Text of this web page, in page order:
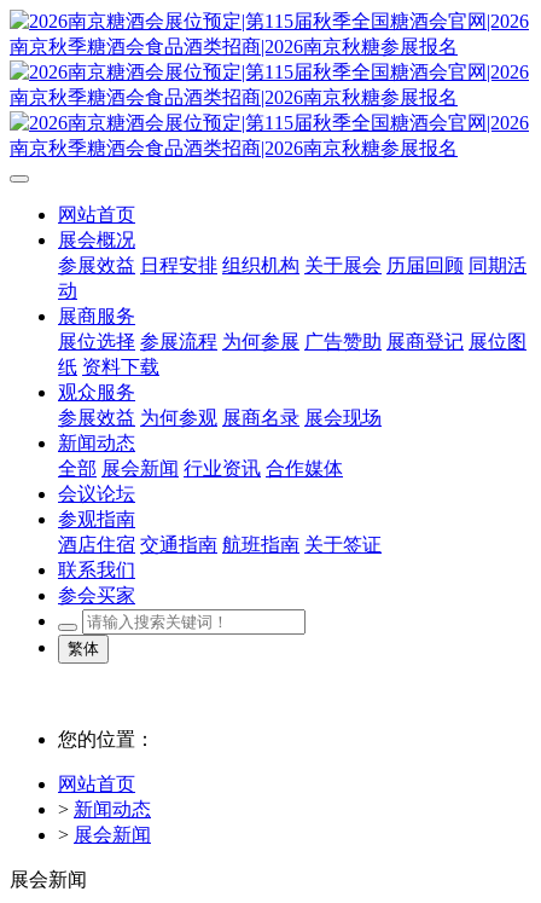
网站首页
展会概况
参展效益 日程安排 组织机构 关于展会 历届回顾 同期活
动
展商服务
展位选择 参展流程 为何参展 广告赞助 展商登记 展位图
纸 资料下载
观众服务
参展效益 为何参观 展商名录 展会现场
新闻动态
全部 展会新闻 行业资讯 合作媒体
会议论坛
参观指南
酒店住宿 交通指南 航班指南 关于签证
联系我们
参会买家
繁体
您的位置：
网站首页
> 新闻动态
> 展会新闻
展会新闻